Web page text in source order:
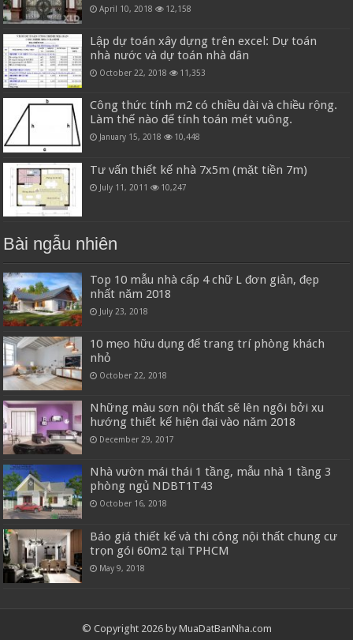
April 10, 2018 12,158
Lập dự toán xây dựng trên excel: Dự toán
nhà nước và dự toán nhà dân
October 22, 2018 11,353
Công thức tính m2 có chiều dài và chiều rộng.
Làm thế nào để tính toán mét vuông.
January 15, 2018 10,448
Tư vấn thiết kế nhà 7x5m (mặt tiền 7m)
July 11, 2011 10,247
Bài ngẫu nhiên
Top 10 mẫu nhà cấp 4 chữ L đơn giản, đẹp
nhất năm 2018
July 23, 2018
10 mẹo hữu dụng để trang trí phòng khách
nhỏ
October 22, 2018
Những màu sơn nội thất sẽ lên ngôi bởi xu
hướng thiết kế hiện đại vào năm 2018
December 29, 2017
Nhà vườn mái thái 1 tầng, mẫu nhà 1 tầng 3
phòng ngủ NDBT1T43
October 16, 2018
Báo giá thiết kế và thi công nội thất chung cư
trọn gói 60m2 tại TPHCM
May 9, 2018
© Copyright 2026 by MuaDatBanNha.com